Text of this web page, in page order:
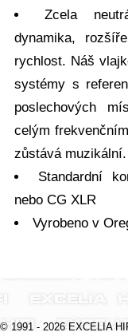
Zcela
dynamika,
rychlost. Náš
systémy s
poslechových
celým
zůstává
Standardní
nebo CG XLR
Vyrobeno v
© 1991 - 2026 EXCELIA